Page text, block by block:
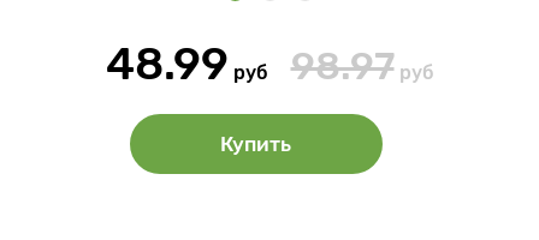
48.99 руб 98.97 руб
Купить